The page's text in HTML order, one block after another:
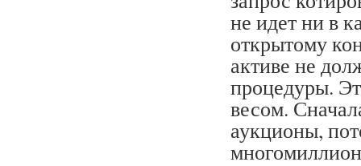
не идет ни в
открытому
активе не
процедуры.
весом.
аукционы,